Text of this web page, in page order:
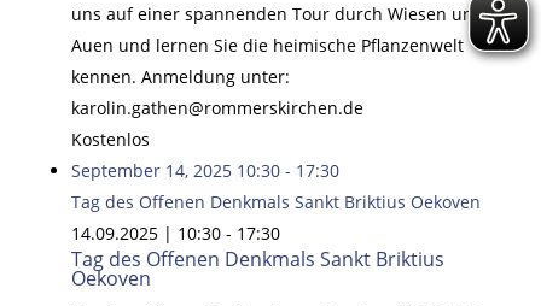
uns auf einer spannenden Tour durch Wiesen und
Auen und lernen Sie die heimische Pflanzenwelt
kennen. Anmeldung unter:
karolin.gathen@rommerskirchen.de
Kostenlos
September 14, 2025 10:30 - 17:30
Tag des Offenen Denkmals Sankt Briktius Oekoven
14.09.2025 | 10:30- 17:30
Tag des Offenen Denkmals Sankt Briktius
Oekoven